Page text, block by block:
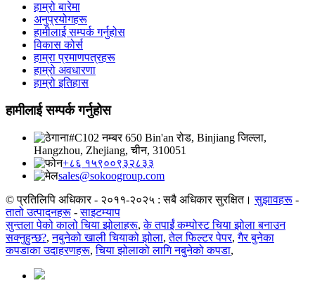
हाम्रो बारेमा
अनुप्रयोगहरू
हामीलाई सम्पर्क गर्नुहोस
विकास कोर्स
हाम्रा प्रमाणपत्रहरू
हाम्रो अवधारणा
हाम्रो इतिहास
हामीलाई सम्पर्क गर्नुहोस
#C102 नम्बर 650 Bin'an रोड, Binjiang जिल्ला,
Hangzhou, Zhejiang, चीन, 310051
+८६ १५९००९३२८३३
sales@sokoogroup.com
© प्रतिलिपि अधिकार - २०११-२०२५ : सबै अधिकार सुरक्षित। सुझावहरू -
तातो उत्पादनहरू -साइटम्याप
सुन्तला पेको कालो चिया झोलाहरू,के तपाईं कम्पोस्ट चिया झोला बनाउन
सक्नुहुन्छ?,नबुनेको खाली चियाको झोला,तेल फिल्टर पेपर,गैर बुनेका
कपडाका उदाहरणहरू,चिया झोलाको लागि नबुनेको कपडा,